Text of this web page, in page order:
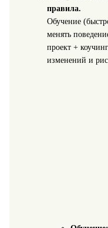
правила.
Обучение
менять
проект +
изменений и